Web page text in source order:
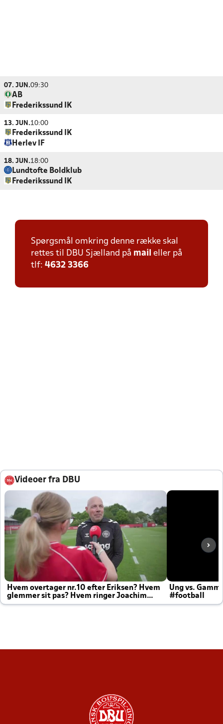
07. JUN.09:30
AB
Frederikssund IK
13. JUN.10:00
Frederikssund IK
Herlev IF
18. JUN.18:00
Lundtofte Boldklub
Frederikssund IK
Spørgsmål omkring denne række skal
rettes til DBU Sjælland på mail eller på
tlf: 4632 3366
Videoer fra DBU
Hvem overtager nr.10 efter Eriksen? Hvem
glemmer sit pas? Hvem ringer Joachim
altid til efter kampe?
Ung vs.
#football